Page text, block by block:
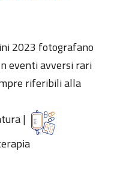
2023 fotografano
eventi avversi rari
riferibili alla
|